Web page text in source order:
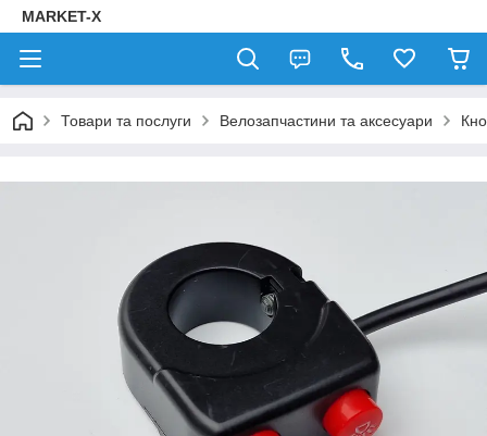
MARKET-X
Товари та послуги Велозапчастини та аксесуари